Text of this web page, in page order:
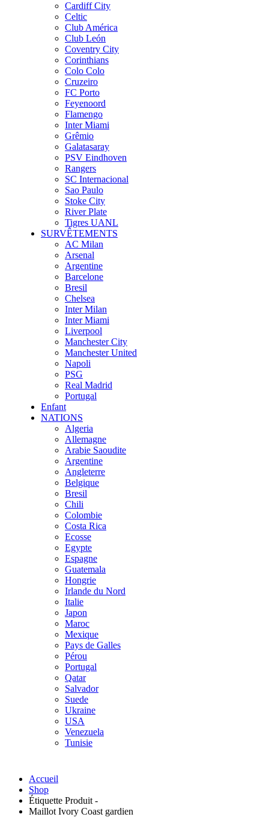
Cardiff City
Celtic
Club América
Club León
Coventry City
Corinthians
Colo Colo
Cruzeiro
FC Porto
Feyenoord
Flamengo
Inter Miami
Grêmio
Galatasaray
PSV Eindhoven
Rangers
SC Internacional
Sao Paulo
Stoke City
River Plate
Tigres UANL
SURVÊTEMENTS
AC Milan
Arsenal
Argentine
Barcelone
Bresil
Chelsea
Inter Milan
Inter Miami
Liverpool
Manchester City
Manchester United
Napoli
PSG
Real Madrid
Portugal
Enfant
NATIONS
Algeria
Allemagne
Arabie Saoudite
Argentine
Angleterre
Belgique
Bresil
Chili
Colombie
Costa Rica
Ecosse
Egypte
Espagne
Guatemala
Hongrie
Irlande du Nord
Italie
Japon
Maroc
Mexique
Pays de Galles
Pérou
Portugal
Qatar
Salvador
Suede
Ukraine
USA
Venezuela
Tunisie
Accueil
Shop
Étiquette Produit -
Maillot Ivory Coast gardien